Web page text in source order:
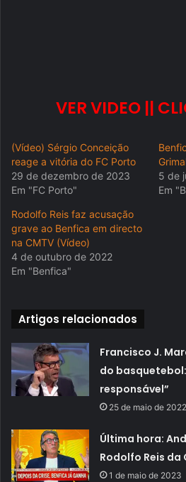
VER VIDEO ||
(Vídeo) Sérgio Conceição
reage a vitória do FC Porto
29 de dezembro de 2023
Em "FC Porto"
5 de
Em
Rodolfo Reis faz acusação
grave ao Benfica em directo
na CMTV (Vídeo)
4 de outubro de 2022
Em "Benfica"
Artigos relacionados
Francisco J.
do
responsável”
25 de maio de 2022
Última hora:
Rodolfo Reis da
1 de maio de 2023